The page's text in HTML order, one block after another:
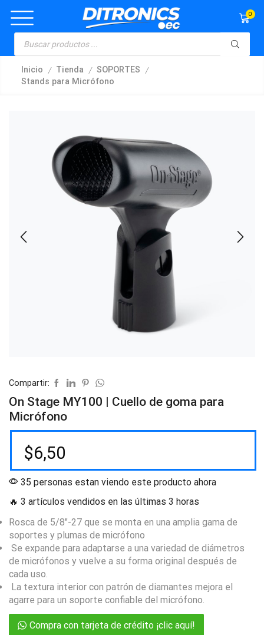
0
Inicio / Tienda / SOPORTES /
Stands para Micrófono
Compartir:
On Stage MY100 | Cuello de goma para
Micrófono
$6,50
35 personas estan viendo este producto ahora
🔥 3 artículos vendidos en las últimas 3 horas
Rosca de 5/8″-27 que se monta en una amplia gama de
soportes y plumas de micrófono
Se expande para adaptarse a una variedad de diámetros
de micrófonos y vuelve a su forma original después de
cada uso.
La textura interior con patrón de diamantes mejora el
agarre para un soporte confiable del micrófono.
Compra con tarjeta de crédito ¡clic aquí!